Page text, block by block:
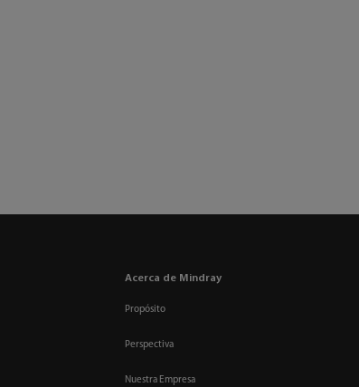
Acerca de Mindray
Propósito
Perspectiva
Nuestra Empresa